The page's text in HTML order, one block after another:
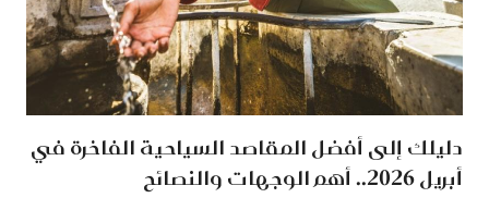
دليلك إلى أفضل المقاصد السياحية الفاخرة في
أبريل 2026.. أهم الوجهات والنصائح